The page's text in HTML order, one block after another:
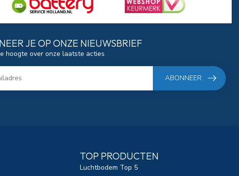
JE OP ONZE NIEUWSBRIEF
hoogte over onze laatste acties
ABONNEER
TOP PRODUCTEN
Luchtbodem Top 5